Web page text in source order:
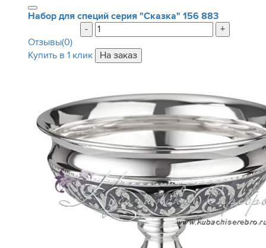
Набор для специй серия "Сказка"156 883
-
+
Отзывы(0)
Купить в 1 клик